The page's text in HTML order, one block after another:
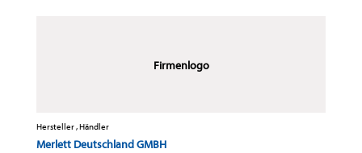
Firmenlogo
Hersteller , Händler
Merlett Deutschland GMBH